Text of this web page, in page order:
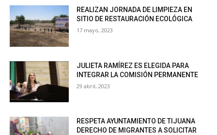
REALIZAN JORNADA DE LIMPIEZA EN
SITIO DE RESTAURACIÓN ECOLÓGICA
17 mayo, 2023
JULIETA RAMÍREZ ES ELEGIDA PARA
INTEGRAR LA COMISIÓN PERMANENTE
29 abril, 2023
RESPETA AYUNTAMIENTO DE TIJUANA
DERECHO DE MIGRANTES A SOLICITAR